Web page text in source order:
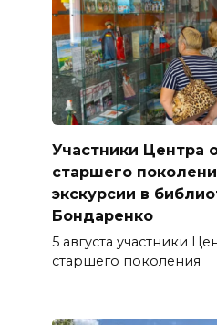
Участники Центра
старшего
экскурсии в
Бондаренко
5 августа участники
старшего поколения